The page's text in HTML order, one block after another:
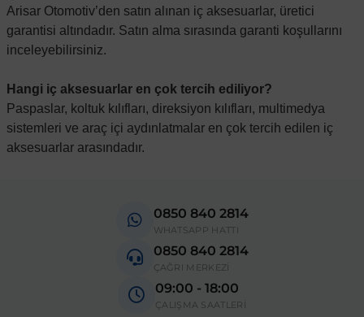
Arisar Otomotiv’den satın alınan iç aksesuarlar, üretici
garantisi altındadır. Satın alma sırasında garanti koşullarını
inceleyebilirsiniz.
Hangi iç aksesuarlar en çok tercih ediliyor?
Paspaslar, koltuk kılıfları, direksiyon kılıfları, multimedya
sistemleri ve araç içi aydınlatmalar en çok tercih edilen iç
aksesuarlar arasındadır.
0850 840 2814
WHATSAPP HATTI
0850 840 2814
ÇAĞRI MERKEZİ
09:00 - 18:00
ÇALIŞMA SAATLERİ